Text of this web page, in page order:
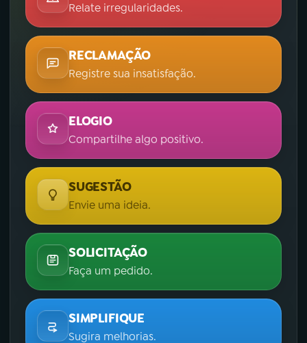
Relate irregularidades.
RECLAMAÇÃO
Registre sua insatisfação.
ELOGIO
Compartilhe algo positivo.
SUGESTÃO
Envie uma ideia.
SOLICITAÇÃO
Faça um pedido.
SIMPLIFIQUE
Sugira melhorias.